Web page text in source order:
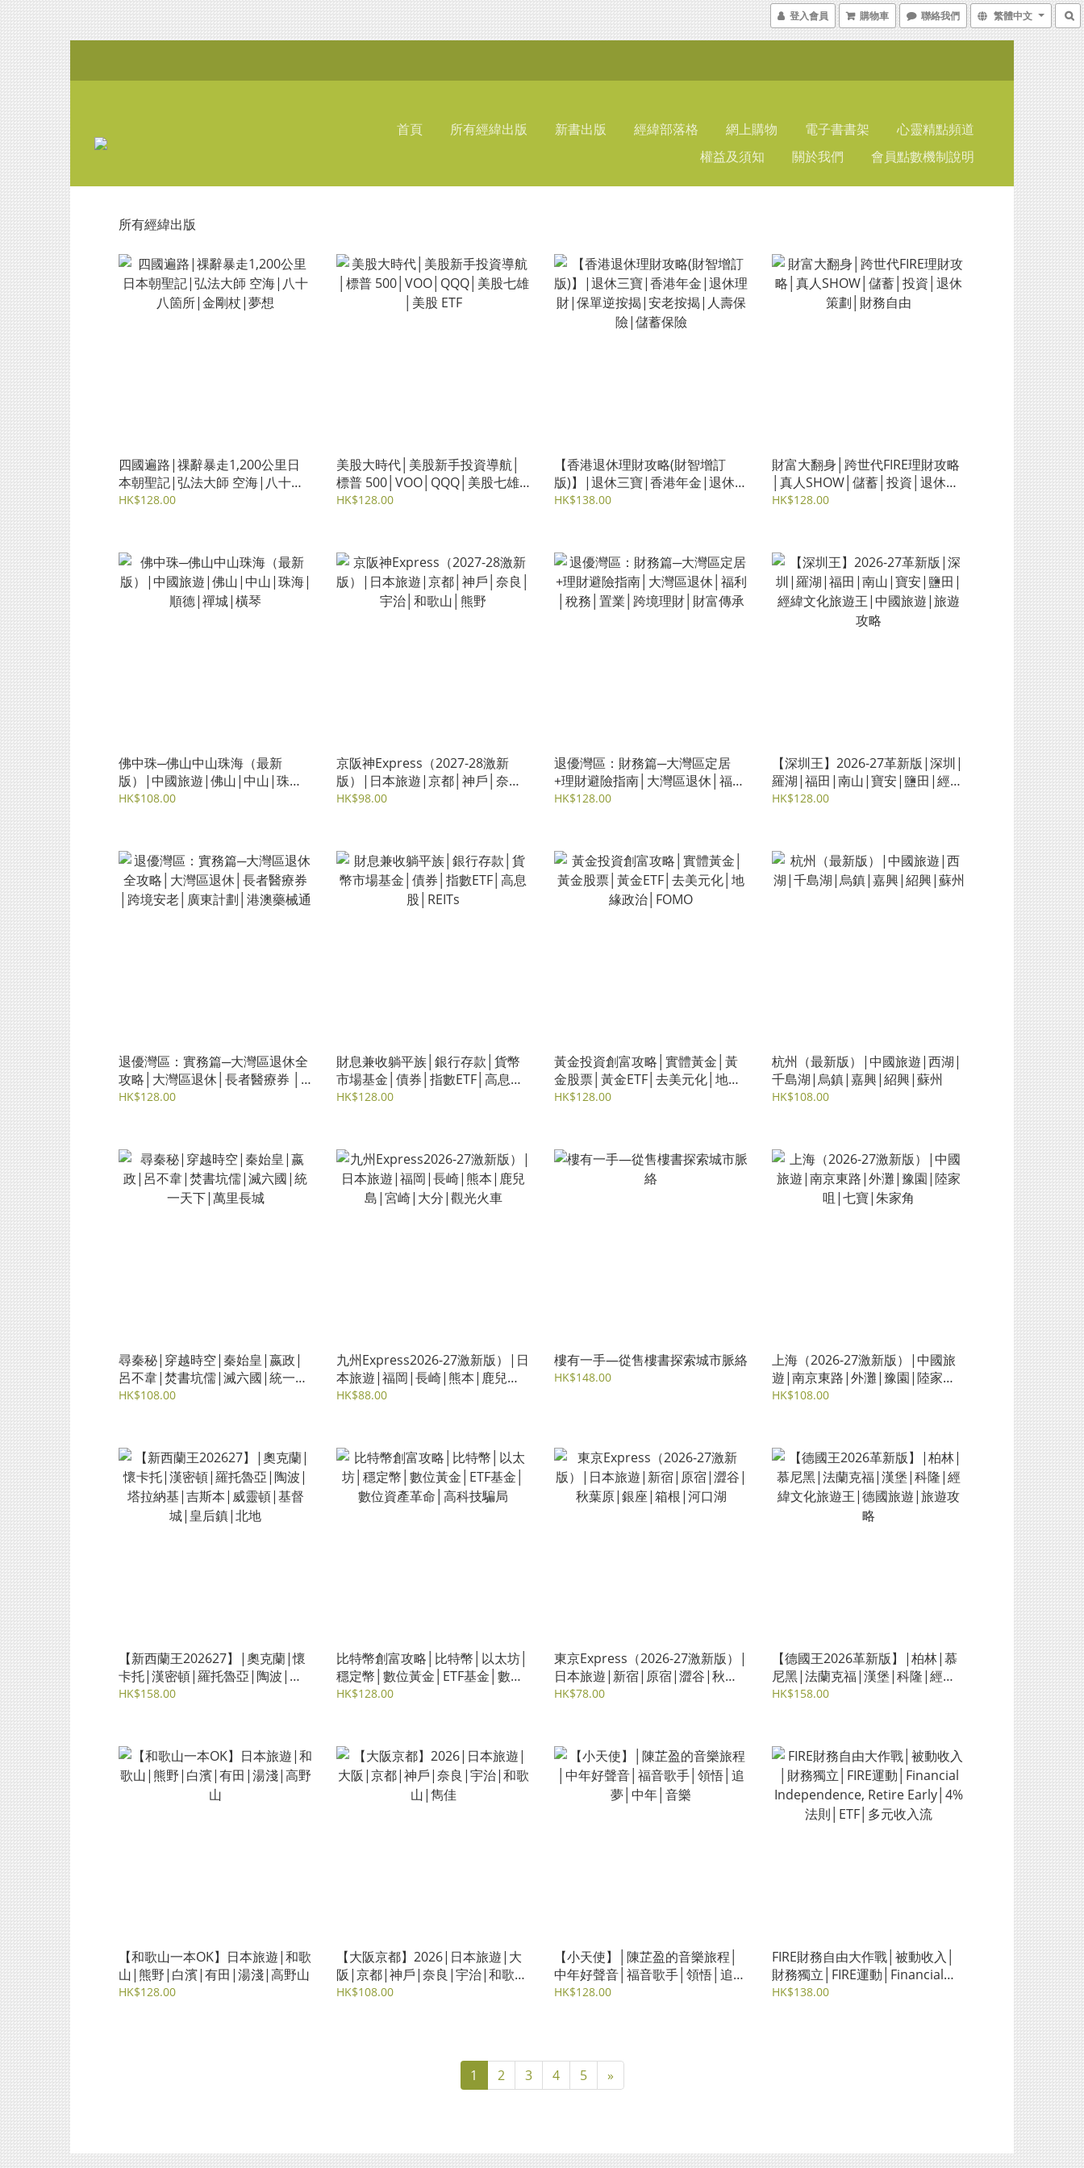
登入會員 購物車 聯絡我們 繁體中文
首頁 所有經緯出版 新書出版 經緯部落格 網上購物 電子書書架
心靈精點頻道
權益及須知
關於我們 會員點數機制說明
所有經緯出版
四國遍路|祼辭暴走1,200公里日
本朝聖記|弘法大師 空海|八十八
箇所|金剛杖|夢想
HK$128.00
美股大時代│美股新手投資導航│
標普 500│VOO│QQQ│美股七雄│
美股 ETF
HK$128.00
【香港退休理財攻略(財智增訂
版)】|退休三寶|香港年金|退休理
財|保單逆按揭|安老按揭|人壽保
HK$138.00
財富大翻身│跨世代FIRE理財攻略
│真人SHOW│儲蓄│投資│退休策
劃│財務自由
HK$128.00
佛中珠─佛山中山珠海（最新
版）|中國旅遊|佛山|中山|珠海|
順德|禪城|橫琴
HK$108.00
京阪神Express（2027-28激新
版）|日本旅遊|京都│神戶│奈良│
宇治│和歌山│熊野
HK$98.00
退優灣區：財務篇─大灣區定居
+理財避險指南│大灣區退休│福利
│稅務│置業│跨境理財│財富傳承
HK$128.00
【深圳王】2026-27革新版|深圳|
羅湖|福田|南山|寶安|鹽田|經緯
文化旅遊王|中國旅遊|旅遊攻略
HK$128.00
退優灣區：實務篇─大灣區退休全
攻略│大灣區退休│長者醫療券 │
跨境安老│廣東計劃│港澳藥械通
HK$128.00
財息兼收躺平族│銀行存款│貨幣
市場基金│債券│指數ETF│高息股
│REITs
HK$128.00
黃金投資創富攻略│實體黃金│黃
金股票│黃金ETF│去美元化│地緣
政治│FOMO
HK$128.00
杭州（最新版）|中國旅遊|西湖|
千島湖|烏鎮|嘉興|紹興|蘇州
HK$108.00
尋秦秘|穿越時空|秦始皇|嬴政|
呂不韋|焚書坑儒|滅六國|統一天
下|萬里長城
HK$108.00
九州Express2026-27激新版）|日
本旅遊|福岡|長崎|熊本|鹿兒島|
宮崎|大分|觀光火車
HK$88.00
樓有一手—從售樓書探索城市脈絡
HK$148.00
上海（2026-27激新版）|中國旅
遊|南京東路|外灘|豫園|陸家咀|
七寶|朱家角
HK$108.00
【新西蘭王202627】|奧克蘭|懷
卡托|漢密頓|羅托魯亞|陶波|塔
拉納基|吉斯本|威靈頓|基督城|
HK$158.00
比特幣創富攻略│比特幣│以太坊│
穩定幣│數位黃金│ETF基金│數位
資產革命│高科技騙局
HK$128.00
東京Express（2026-27激新版）|
日本旅遊|新宿|原宿|澀谷|秋葉
原|銀座|箱根|河口湖
HK$78.00
【德國王2026革新版】|柏林|慕
尼黑|法蘭克福|漢堡|科隆|經緯
文化旅遊王|德國旅遊|旅遊攻略
HK$158.00
【和歌山一本OK】日本旅遊|和歌
山|熊野|白濱|有田|湯淺|高野山
HK$128.00
【大阪京都】2026|日本旅遊|大
阪|京都|神戶|奈良|宇治|和歌
山|雋佳
HK$108.00
【小天使】│陳芷盈的音樂旅程│
中年好聲音│福音歌手│領悟│追夢
│中年│音樂
HK$128.00
FIRE財務自由大作戰│被動收入│
財務獨立│FIRE運動│Financial
Independence, Retire Early│4%
HK$138.00
1 2 3 4 5 »